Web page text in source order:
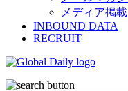
メディア掲載
INBOUND DATA
RECRUIT